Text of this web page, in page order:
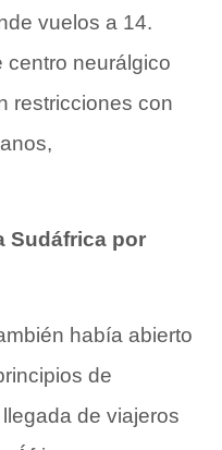
vuelos a 14.
centro neurálgico
restricciones con
Sudáfrica por
había abierto
de
de viajeros